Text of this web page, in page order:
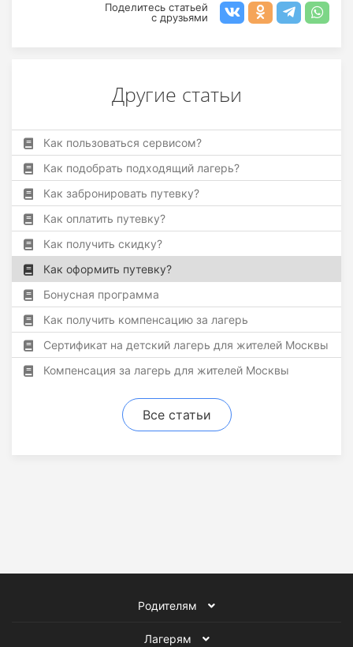
Поделитесь статьей
с друзьями
Другие статьи
Как пользоваться сервисом?
Как подобрать подходящий лагерь?
Как забронировать путевку?
Как оплатить путевку?
Как получить скидку?
Как оформить путевку?
Бонусная программа
Как получить компенсацию за лагерь
Сертификат на детский лагерь для жителей Москвы
Компенсация за лагерь для жителей Москвы
Все статьи
Родителям
Лагерям